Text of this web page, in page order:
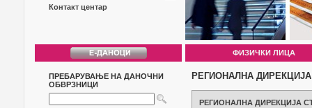
Контакт центар
ФИЗИЧКИ ЛИЦА
ПРЕБАРУВАЊЕ НА ДАНОЧНИ
ОБВРЗНИЦИ
РЕГИОНАЛНА
РЕГИОНАЛНА ДИРЕКЦИЈА